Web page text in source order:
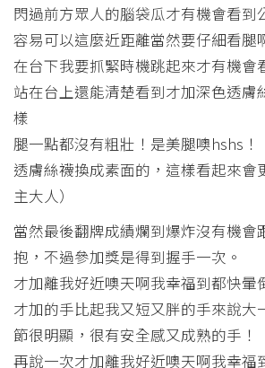
閃過前方眾人的腦袋瓜才有機會看到
容易可以這麼近距離當然要仔細看腿
在台下我要抓緊時機跳起來才有機會
站在台上還能清楚看到才加深色透膚
樣
腿一點都沒有粗壯！是美腿噢hshs！
透膚絲襪換成素面的，這樣看起來會
主大人）
當然最後翻牌成績爛到爆炸沒有機會
抱，不過參加獎是得到握手一次。
才加離我好近噢天啊我幸福到都快暈
才加的手比起我又短又胖的手來說大
節很明顯，很有安全感又成熟的手！
再說一次才加離我好近噢天啊我幸福